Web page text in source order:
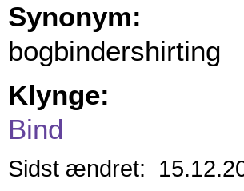
Synonym:
bogbindershirting
Klynge:
Bind
Sidst ændret: